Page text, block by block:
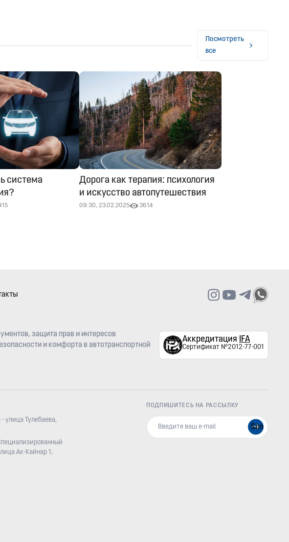
Посмотреть
все
система
Дорога как терапия: психология
и искусство автопутешествия
09:30, 23.02.2025 3614
защита прав и интересов
и комфорта в автотранспортной
Аккредитация IFA
Сертификат №2012-77-001
улица Тулебаева,
Ак-Кайнар 1,
ПОДПИШИТЕСЬ НА РАССЫЛКУ